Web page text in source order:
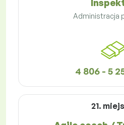
Administracja
4 806 - 5
21.